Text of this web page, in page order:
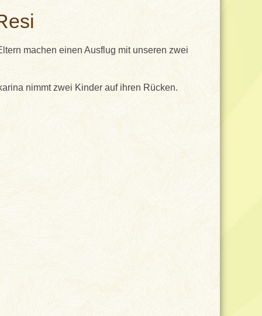
machen einen Ausflug mit unseren zwei
nimmt zwei Kinder auf ihren Rücken.